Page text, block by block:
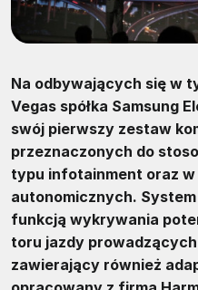
Na odbywających się w
Vegas spółka Samsung
swój pierwszy zestaw
przeznaczonych do
typu infotainment oraz w
autonomicznych.
funkcją wykrywania
toru jazdy
zawierający również